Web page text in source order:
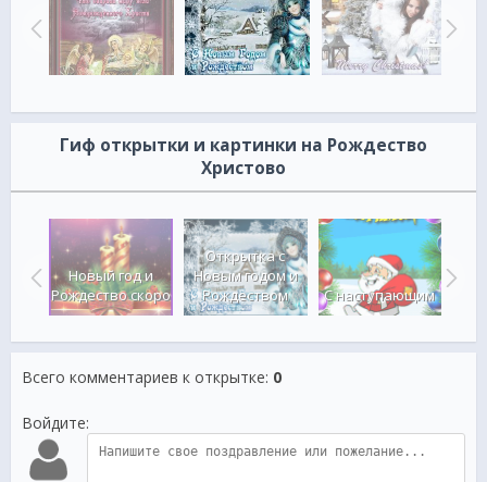
Гиф открытки и картинки на Рождество
Христово
Новый год и
Рождество скоро
Открытка с
Новым годом и
Рождеством
С наступающим
Всего комментариев к открытке: 0
Войдите: